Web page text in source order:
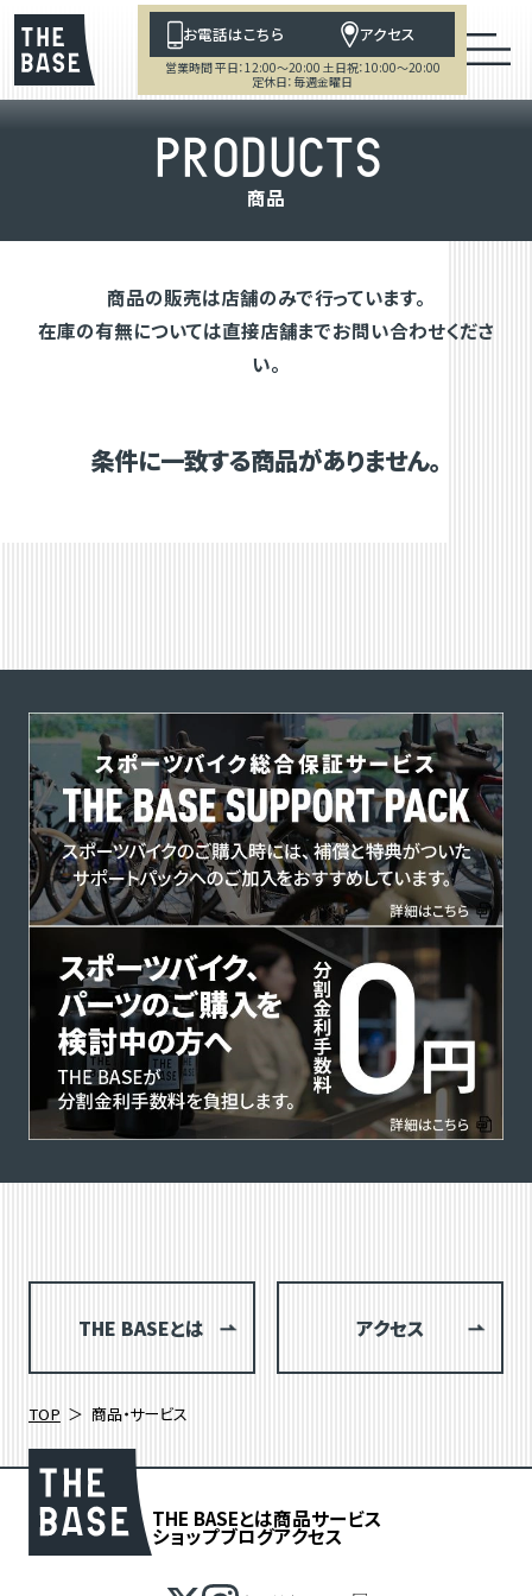
お電話はこちら アクセス
営業時間 平日：12:00～20:00 土日祝：10:00～20:00
定休日：毎週金曜日
PRODUCTS
商品
商品の販売は店舗のみで行っています。
在庫の有無については直接店舗までお問い合わせくださ
い。
条件に一致する商品がありません。
THE BASEとは アクセス
TOP 商品・サービス
THE BASEとは商品サービス
ショップブログアクセス